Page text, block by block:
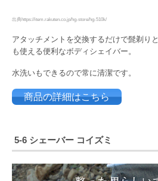
出典https://item.rakuten.co.jp/hg-store/hg-510k/
アタッチメントを交換するだけで髭剃り
も使える便利なボディシェイバー。
水洗いもできるので常に清潔です。
商品の詳細はこちら
5-6 シェーバー コイズミ